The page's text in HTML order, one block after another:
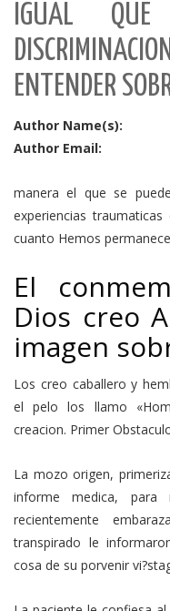
IGUAL
ENTENDER
Author Name(s):
Author Email:
manera el que se
experiencias
cuanto Hemos
El
Dios creo
imagen
Los creo caballero y
el pelo los llamo
creacion. Primer
La mozo origen,
informe medica, para
recientemente
transpirado le
cosa de su porvenir